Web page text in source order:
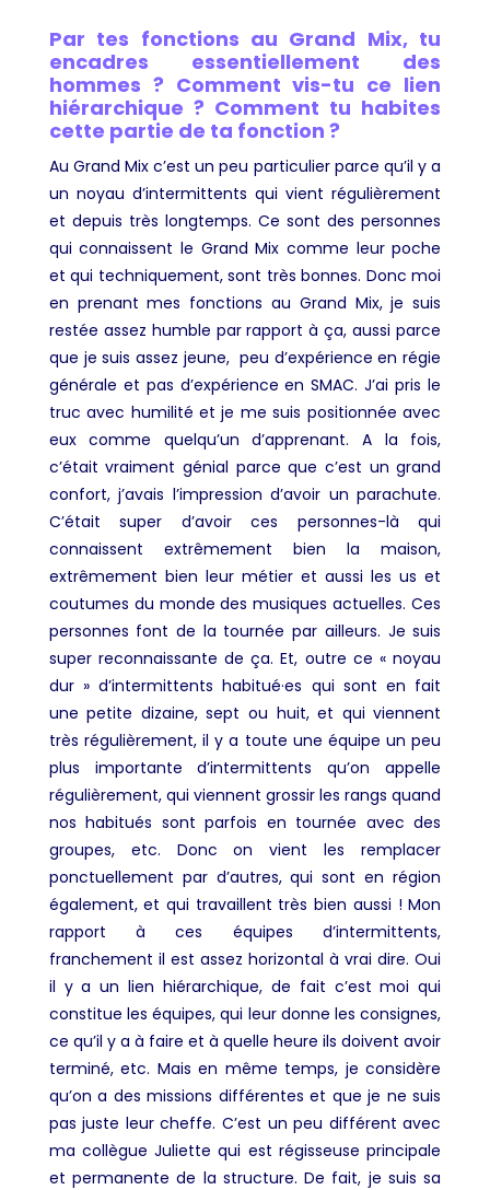
Par tes fonctions au Grand Mix, tu
encadres essentiellement des
hommes ? Comment vis-tu ce lien
hiérarchique ? Comment tu habites
cette partie de ta fonction ?
Au Grand Mix c’est un peu particulier parce qu’il y a
un noyau d’intermittents qui vient régulièrement
et depuis très longtemps. Ce sont des personnes
qui connaissent le Grand Mix comme leur poche
et qui techniquement, sont très bonnes. Donc moi
en prenant mes fonctions au Grand Mix, je suis
restée assez humble par rapport à ça, aussi parce
que je suis assez jeune, peu d’expérience en régie
générale et pas d’expérience en SMAC. J’ai pris le
truc avec humilité et je me suis positionnée avec
eux comme quelqu’un d’apprenant. A la fois,
c’était vraiment génial parce que c’est un grand
confort, j’avais l’impression d’avoir un parachute.
C’était super d’avoir ces personnes-là qui
connaissent extrêmement bien la maison,
extrêmement bien leur métier et aussi les us et
coutumes du monde des musiques actuelles. Ces
personnes font de la tournée par ailleurs. Je suis
super reconnaissante de ça. Et, outre ce « noyau
dur » d’intermittents habitué·es qui sont en fait
une petite dizaine, sept ou huit, et qui viennent
très régulièrement, il y a toute une équipe un peu
plus importante d’intermittents qu’on appelle
régulièrement, qui viennent grossir les rangs quand
nos habitués sont parfois en tournée avec des
groupes, etc. Donc on vient les remplacer
ponctuellement par d’autres, qui sont en région
également, et qui travaillent très bien aussi ! Mon
rapport à ces équipes d’intermittents,
franchement il est assez horizontal à vrai dire. Oui
il y a un lien hiérarchique, de fait c’est moi qui
constitue les équipes, qui leur donne les consignes,
ce qu’il y a à faire et à quelle heure ils doivent avoir
terminé, etc. Mais en même temps, je considère
qu’on a des missions différentes et que je ne suis
pas juste leur cheffe. C’est un peu différent avec
ma collègue Juliette qui est régisseuse principale
et permanente de la structure. De fait, je suis sa